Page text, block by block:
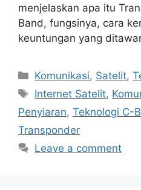
menjelaskan apa itu
Band, fungsinya, cara
keuntungan yang
Categories
Komunikasi, Satelit,
Tags
Internet Satelit,
Penyiaran, Teknologi C-
Transponder
Leave a comment